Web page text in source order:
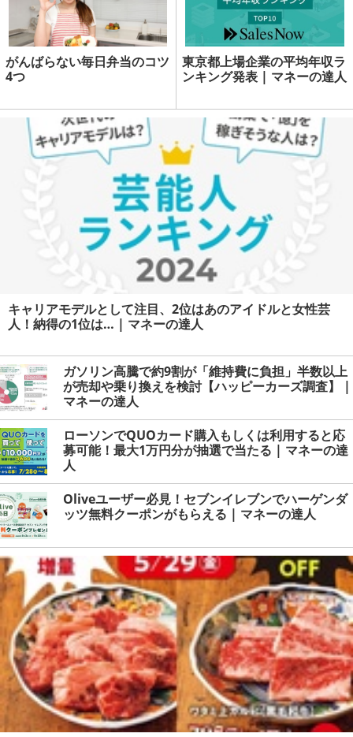
がんばらない毎日弁当のコツ
4つ
東京都上場企業の平均年収ラ
ンキング発表 | マネーの達人
キャリアモデルとして注目、2位はあのアイドルと女性芸
人！納得の1位は… | マネーの達人
ガソリン高騰で約9割が「維持費に負担」半数以上
が売却や乗り換えを検討【ハッピーカーズ調査】 |
マネーの達人
ローソンでQUOカード購入もしくは利用すると応
募可能！最大1万円分が抽選で当たる | マネーの達
人
Oliveユーザー必見！セブンイレブンでハーゲンダ
ッツ無料クーポンがもらえる | マネーの達人